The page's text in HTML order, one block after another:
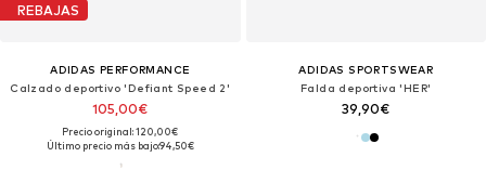
REBAJAS
ADIDAS PERFORMANCE
Calzado deportivo 'Defiant Speed 2'
105,00€
Precio original: 120,00€
Último precio más bajo:94,50€
ADIDAS SPORTSWEAR
Falda deportiva 'HER'
39,90€